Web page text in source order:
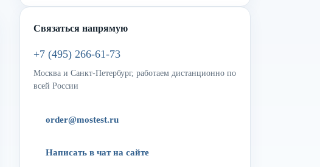
Связаться напрямую
+7 (495) 266-61-73
Москва и Санкт-Петербург, работаем дистанционно по
всей России
order@mostest.ru
Написать в чат на сайте